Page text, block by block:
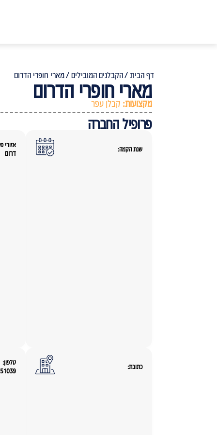
דף הבית /הקבלנים המובילים /מארי חופרי הדרום
מארי חופרי הדרום
מקצועות: קבלן עפר
פרופיל החברה
שנת הקמה:
אזורי
דרום
כתובת:
טלפון: